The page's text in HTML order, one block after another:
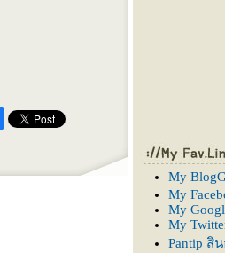
My
My
My
My
Pantip สิ